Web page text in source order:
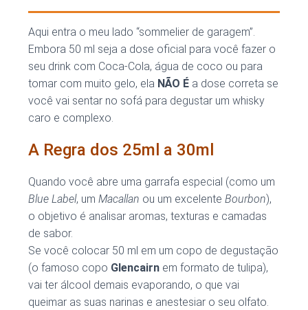
Aqui entra o meu lado “sommelier de garagem”.
Embora 50 ml seja a dose oficial para você fazer o
seu drink com Coca-Cola, água de coco ou para
tomar com muito gelo, ela NÃO É a dose correta se
você vai sentar no sofá para degustar um whisky
caro e complexo.
A Regra dos 25ml a 30ml
Quando você abre uma garrafa especial (como um
Blue Label, um Macallan ou um excelente Bourbon),
o objetivo é analisar aromas, texturas e camadas
de sabor.
Se você colocar 50 ml em um copo de degustação
(o famoso copo Glencairn em formato de tulipa),
vai ter álcool demais evaporando, o que vai
queimar as suas narinas e anestesiar o seu olfato.